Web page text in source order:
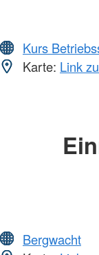
Kurs
Karte: Link
Bergwacht